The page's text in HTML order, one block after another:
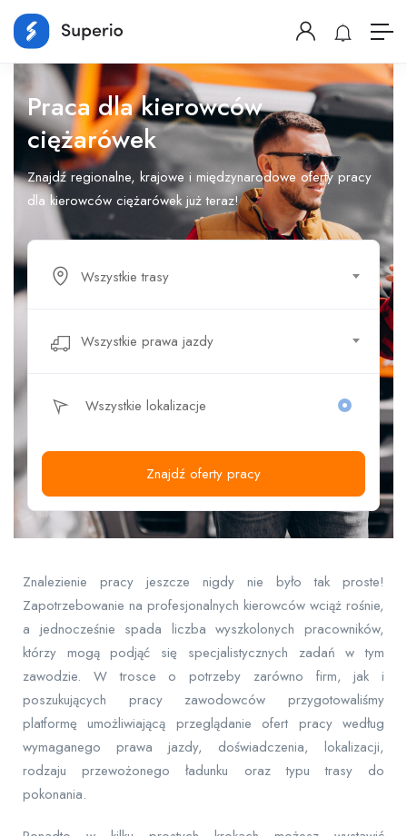
Praca dla kierowców
ciężarówek
Znajdź regionalne, krajowe i międzynarodowe oferty pracy
dla kierowców ciężarówek już teraz!
Wszystkie trasy
Wszystkie prawa jazdy
Znajdź oferty pracy
Znalezienie pracy jeszcze nigdy nie było tak proste!
Zapotrzebowanie na profesjonalnych kierowców wciąż rośnie,
a jednocześnie spada liczba wyszkolonych pracowników,
którzy mogą podjąć się specjalistycznych zadań w tym
zawodzie. W trosce o potrzeby zarówno firm, jak i
poszukujących pracy zawodowców przygotowaliśmy
platformę umożliwiającą przeglądanie ofert pracy według
wymaganego prawa jazdy, doświadczenia, lokalizacji,
rodzaju przewożonego ładunku oraz typu trasy do
pokonania.